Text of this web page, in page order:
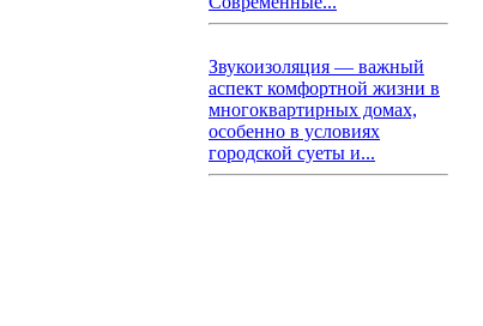
Звукоизоляция — важный
аспект комфортной жизни в
многоквартирных домах,
особенно в условиях
городской суеты и...